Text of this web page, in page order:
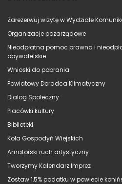
Zarezerwuj wizytę w Wydziale
Organizacje pozarządowe
Nieodpłatna pomoc prawna i
obywatelskie
Wnioski do pobrania
Powiatowy Doradca Klimatyczny
Dialog Społeczny
Placówki kultury
Biblioteki
Koła Gospodyń Wiejskich
Amatorski ruch artystyczny
Tworzymy Kalendarz Imprez
Zostaw 1,5% podatku w powiecie